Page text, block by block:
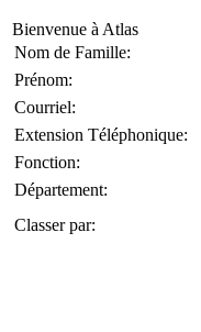
Bienvenue à Atlas
Nom de Famille:
Prénom:
Courriel:
Extension Téléphonique:
Fonction:
Département:
Classer par: